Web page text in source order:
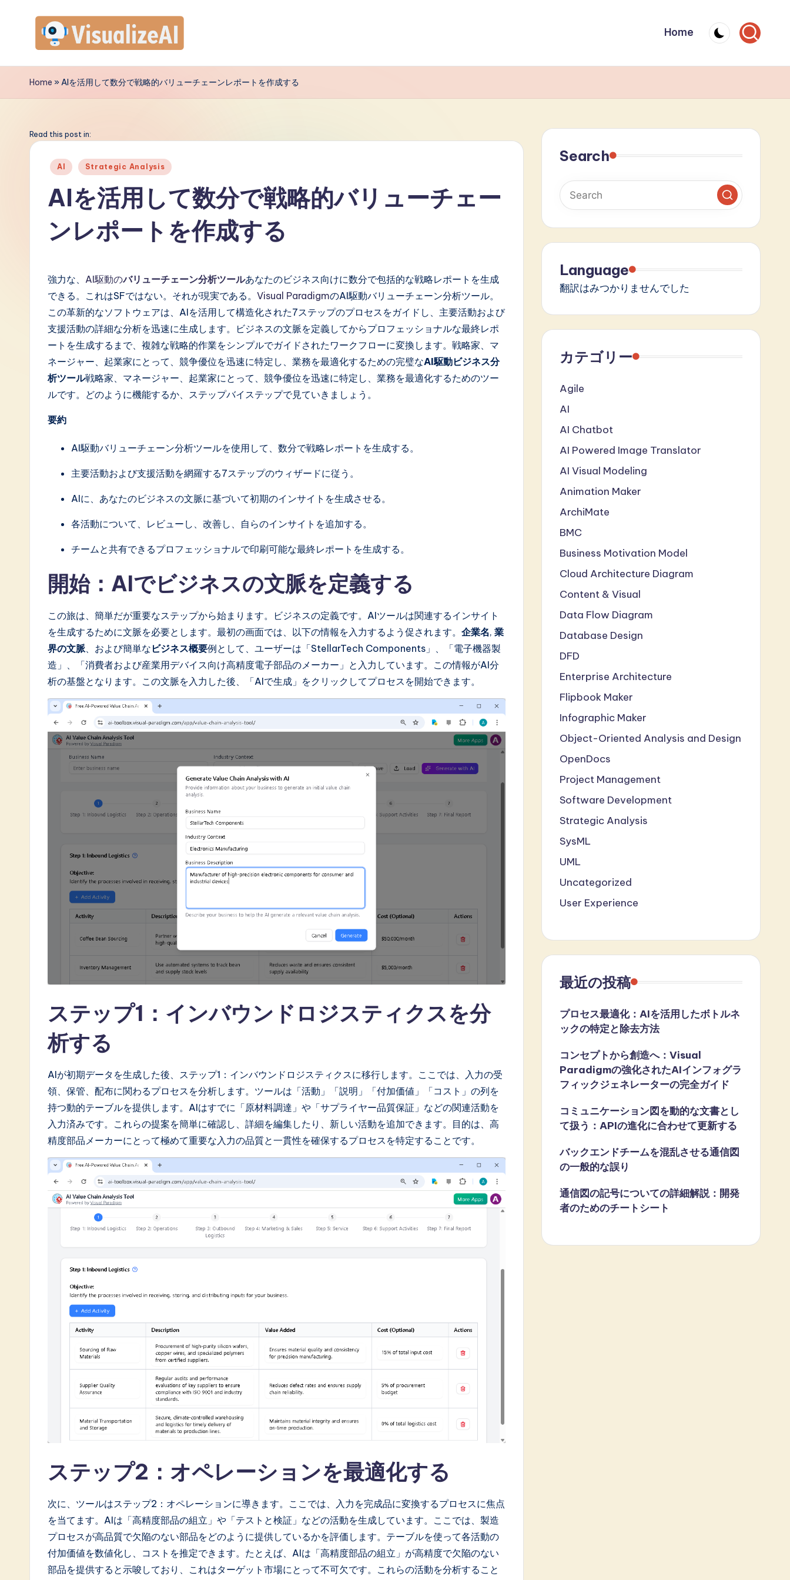
contentV
is
a
A
ti
Home
Home »AIを活用して数分で戦略的バリューチェーンレポートを作成する
Read this post in:
Posted
AI Strategic Analysis
AIを活用して数分で戦略的バリューチェー
ンレポートを作成する
強力な、 AI駆動のバリューチェーン分析ツールあなたのビジネス向けに数分で包括的な戦略レポートを生成
できる。これはSFではない。それが現実である。 Visual ParadigmのAI駆動バリューチェーン分析ツール。
この革新的なソフトウェアは、AIを活用して構造化された7ステップのプロセスをガイドし、主要活動および
支援活動の詳細な分析を迅速に生成します。ビジネスの文脈を定義してからプロフェッショナルな最終レポ
ートを生成するまで、複雑な戦略的作業をシンプルでガイドされたワークフローに変換します。戦略家、マ
ネージャー、起業家にとって、競争優位を迅速に特定し、業務を最適化するための完璧なAI駆動ビジネス分
析ツール戦略家、マネージャー、起業家にとって、競争優位を迅速に特定し、業務を最適化するためのツー
ルです。どのように機能するか、ステップバイステップで見ていきましょう。
要約
AI駆動バリューチェーン分析ツールを使用して、数分で戦略レポートを生成する。
主要活動および支援活動を網羅する7ステップのウィザードに従う。
AIに、あなたのビジネスの文脈に基づいて初期のインサイトを生成させる。
各活動について、レビューし、改善し、自らのインサイトを追加する。
チームと共有できるプロフェッショナルで印刷可能な最終レポートを生成する。
開始：AIでビジネスの文脈を定義する
この旅は、簡単だが重要なステップから始まります。ビジネスの定義です。AIツールは関連するインサイト
を生成するために文脈を必要とします。最初の画面では、以下の情報を入力するよう促されます。 企業名, 業
界の文脈 、および簡単な ビジネス概要例として、ユーザーは「StellarTech Components」、「電子機器製
造」、「消費者および産業用デバイス向け高精度電子部品のメーカー」と入力しています。この情報がAI分
析の基盤となります。この文脈を入力した後、「AIで生成」をクリックしてプロセスを開始できます。
ステップ1：インバウンドロジスティクスを分
析する
AIが初期データを生成した後、ステップ1：インバウンドロジスティクスに移行します。ここでは、入力の受
領、保管、配布に関わるプロセスを分析します。ツールは「活動」「説明」「付加価値」「コスト」の列を
持つ動的テーブルを提供します。AIはすでに「原材料調達」や「サプライヤー品質保証」などの関連活動を
入力済みです。これらの提案を簡単に確認し、詳細を編集したり、新しい活動を追加できます。目的は、高
精度部品メーカーにとって極めて重要な入力の品質と一貫性を確保するプロセスを特定することです。
ステップ2：オペレーションを最適化する
次に、ツールはステップ2：オペレーションに導きます。ここでは、入力を完成品に変換するプロセスに焦点
を当てます。AIは「高精度部品の組立」や「テストと検証」などの活動を生成しています。ここでは、製造
プロセスが高品質で欠陥のない部品をどのように提供しているかを評価します。テーブルを使って各活動の
付加価値を数値化し、コストを推定できます。たとえば、AIは「高精度部品の組立」が高精度で欠陥のない
部品を提供すると示唆しており、これはターゲット市場にとって不可欠です。これらの活動を分析すること
Search
Language
翻訳はみつかりませんでした
カテゴリー
Agile
AI
AI Chatbot
AI Powered Image Translator
AI Visual Modeling
Animation Maker
ArchiMate
BMC
Business Motivation Model
Cloud Architecture Diagram
Content & Visual
Data Flow Diagram
Database Design
DFD
Enterprise Architecture
Flipbook Maker
Infographic Maker
Object-Oriented Analysis and Design
OpenDocs
Project Management
Software Development
Strategic Analysis
SysML
UML
Uncategorized
User Experience
最近の投稿
プロセス最適化：AIを活用したボトルネ
ックの特定と除去方法
コンセプトから創造へ：Visual
Paradigmの強化されたAIインフォグラ
フィックジェネレーターの完全ガイド
コミュニケーション図を動的な文書とし
て扱う：APIの進化に合わせて更新する
バックエンドチームを混乱させる通信図
の一般的な誤り
通信図の記号についての詳細解説：開発
者のためのチートシート